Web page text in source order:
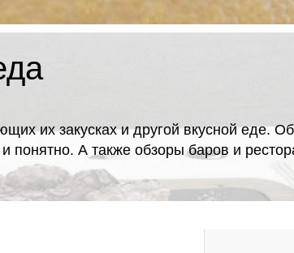
их закусках и другой вкусной еде.
понятно. А также обзоры баров и